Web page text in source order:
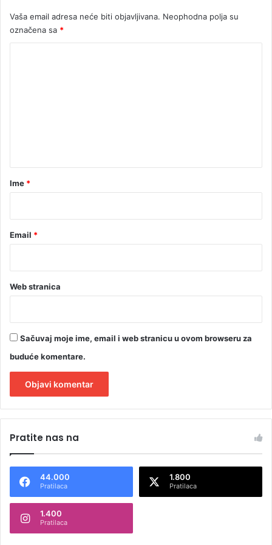
a
j
c
0
0
K
Vaša email adresa neće biti objavljivana. Neophodna polja su
označena sa *
rIme *
Email *
Web stranica
Sačuvaj moje ime, email i web stranicu u ovom browseru za
buduće komentare.
t
n
t
Pratite nas na
44.000
Pratilaca
1.800
Pratilaca
1.400
Pratilaca